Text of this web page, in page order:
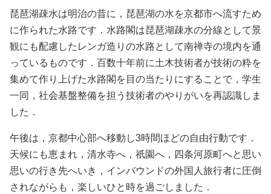
琵琶湖疎水は明治の昔に，琵琶湖の水を京都市へ流すため
に作られた水路です．水路閣は琵琶湖疎水の分線として景
観にも配慮したレンガ造りの水路として南禅寺の境内を通
っているものです．百数十年前に土木技術者が技術の粋を
集めて作り上げた水路閣を目の当たりにすることで，学生
一同，社会基盤整備を担う技術者のやりがいを再認識しま
した．
午後は，京都中心部へ移動し3時間ほどの自由行動です．
天候にも恵まれ，清水寺へ，祇園へ，四条河原町へと思い
思いの行き先へいき，インバウンドの外国人旅行者に圧倒
されながらも，楽しいひと時を過ごしました．